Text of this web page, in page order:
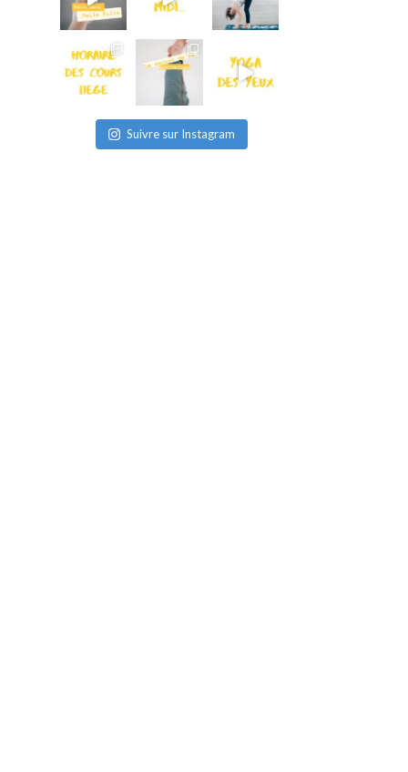
Suivre sur Instagram